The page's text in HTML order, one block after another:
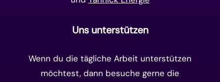
Uns unterstützen
Wenn du die tägliche Arbeit unterstützen
möchtest, dann besuche gerne die